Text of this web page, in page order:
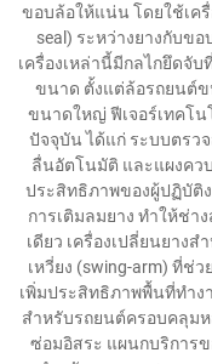
ขอบล้อให้แน่น โดยใช้เครื่
seal) ระหว่างยางกับข
เครื่องเหล่านี้มีกลไกยึดจั
ขนาด ตั้งแต่ล้อรถยนต์ข
ขนาดใหญ่ ฟีเจอร์เทคโน
ปัจจุบัน ได้แก่ ระบบตร
ลื่นอัตโนมัติ และแผงคว
ประสิทธิภาพของผู้ปฏิบัติ
การเติมลมยาง ทำให้ช่า
เดียว เครื่องเปลี่ยนยาง
เหวี่ยง (swing-arm) ที่ช่
เพิ่มประสิทธิภาพพื้นที่ทำง
สำหรับรถยนต์ครอบคลุม
ซ่อมอิสระ แผนกบริการ